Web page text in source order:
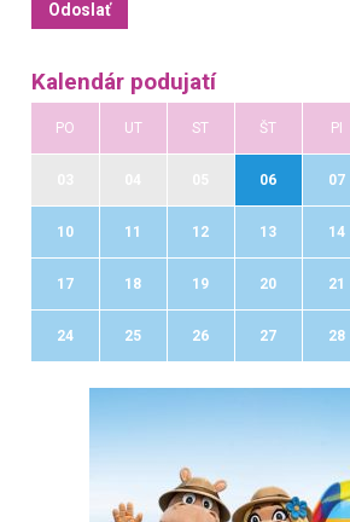
Kalendár podujatí
PO UT ST ŠT PI
06 07
10 11 12 13 14
17 18 19 20 21
24 25 26 27 28